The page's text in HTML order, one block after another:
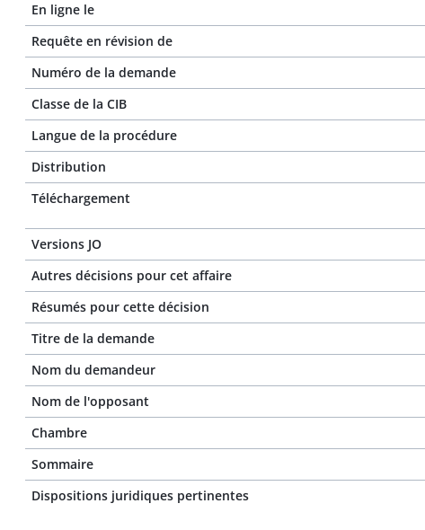
En ligne le
Requête en révision de
Numéro de la demande
Classe de la CIB
Langue de la procédure
Distribution
Téléchargement
Versions JO
Autres décisions pour cet affaire
Résumés pour cette décision
Titre de la demande
Nom du demandeur
Nom de l'opposant
Chambre
Sommaire
Dispositions juridiques pertinentes